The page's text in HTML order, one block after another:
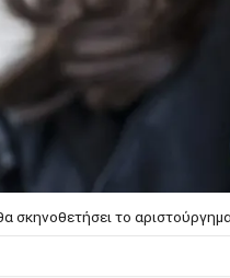
σκηνοθετήσει το